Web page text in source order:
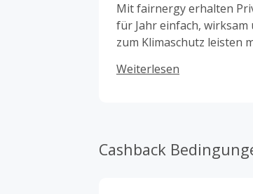
Mit fairnergy erhalten
für Jahr einfach, wirksam
zum Klimaschutz leisten
Weiterlesen
Cashback